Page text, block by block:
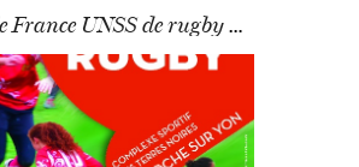
championnat de France UNSS de rugby filles